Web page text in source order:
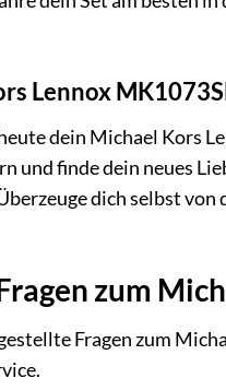
Lennox
dein Michael Kors
und finde dein neues
dich selbst
zum
Fragen zum